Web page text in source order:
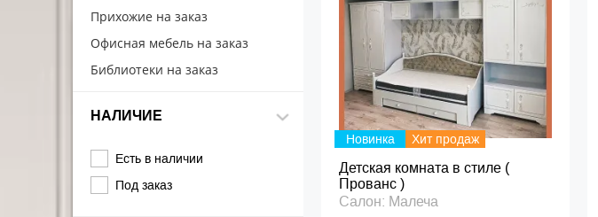
Прихожие на заказ
Офисная мебель на заказ
Библиотеки на заказ
НАЛИЧИЕ
Есть в наличии
Под заказ
Новинка Хит продаж
Детская комната в стиле (
Прованс )
Салон: Малеча